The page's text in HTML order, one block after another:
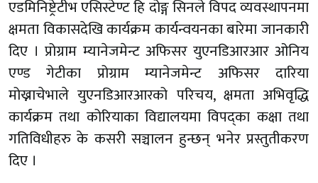
एडमिनिष्ट्रेटीभ एसिस्टेण्ट हि दोङ्ग सिनले विपद व्यवस्थापनमा
क्षमता विकासदेखि कार्यक्रम कार्यन्वयनका बारेमा जानकारी
दिए । प्रोग्राम म्यानेजमेन्ट अफिसर युएनडिआरआर ओनिय
एण्ड गेटीका प्रोग्राम म्यानेजमेन्ट अफिसर दारिया
मोख्नाचेभाले युएनडिआरआरको परिचय, क्षमता अभिवृद्धि
कार्यक्रम तथा कोरियाका विद्यालयमा विपद्का कक्षा तथा
गतिविधीहरु के कसरी सञ्चालन हुन्छन् भनेर प्रस्तुतीकरण
दिए ।